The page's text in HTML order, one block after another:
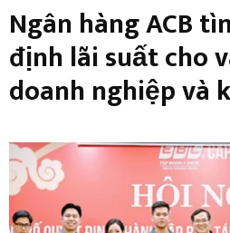
Ngân hàng ACB
định lãi suất cho
doanh nghiệp và